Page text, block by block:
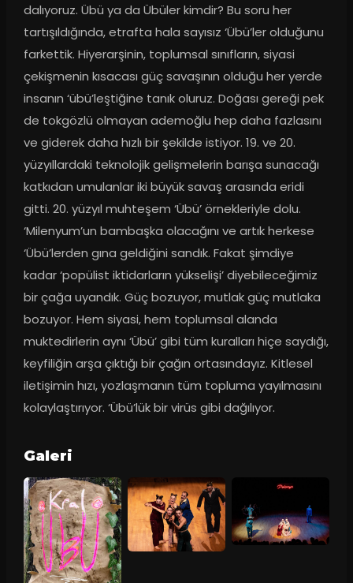
dalıyoruz. Übü ya da Übüler kimdir? Bu soru her
tartışıldığında, etrafta hala sayısız ‘Übü’ler olduğunu
farkettik. Hiyerarşinin, toplumsal sınıfların, siyasi
çekişmenin kısacası güç savaşının olduğu her yerde
insanın ‘übü’leştiğine tanık oluruz. Doğası gereği pek
de tokgözlü olmayan ademoğlu hep daha fazlasını
ve giderek daha hızlı bir şekilde istiyor. 19. ve 20.
yüzyıllardaki teknolojik gelişmelerin barışa sunacağı
katkıdan umulanlar iki büyük savaş arasında eridi
gitti. 20. yüzyıl muhteşem ‘Übü’ örnekleriyle dolu.
‘Milenyum’un bambaşka olacağını ve artık herkese
‘Übü’lerden gına geldiğini sandık. Fakat şimdiye
kadar ‘popülist iktidarların yükselişi’ diyebileceğimiz
bir çağa uyandık. Güç bozuyor, mutlak güç mutlaka
bozuyor. Hem siyasi, hem toplumsal alanda
muktedirlerin aynı ‘Übü’ gibi tüm kuralları hiçe saydığı,
keyfiliğin arşa çıktığı bir çağın ortasındayız. Kitlesel
iletişimin hızı, yozlaşmanın tüm topluma yayılmasını
kolaylaştırıyor. ‘Übü’lük bir virüs gibi dağılıyor.
Galeri